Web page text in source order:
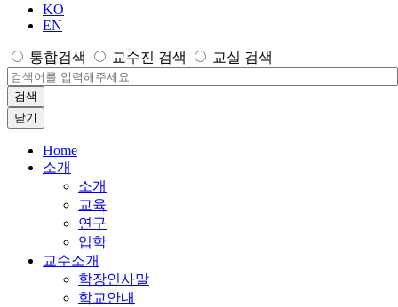
KO
EN
통합검색 교수진 검색 교실 검색
검색
닫기
Home
소개
소개
교육
연구
입학
교수소개
학장인사말
학교안내